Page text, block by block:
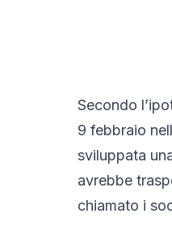
Secondo
9 febbraio
sviluppata
avrebbe
chiamato i